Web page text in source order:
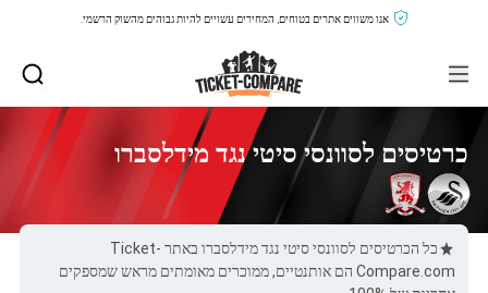
אנו משווים אתרים בטוחים, המחירים עשויים להיות גבוהים מהשוק הרשמי.
כרטיסים לסוונסי סיטי נגד מידלסברו
כל הכרטיסים לסוונסי סיטי נגד מידלסברו באתר Ticket-
Compare.com הם אותנטיים, ממוכרים מאומתים מראש שמספקים